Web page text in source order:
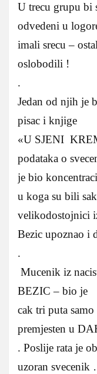
U trecu grupu bi
odvedeni u
imali srecu –
oslobodili !
.
Jedan od njih je
pisac i knjige
«U SJENI
podataka o
je bio
u koga su bili
velikodostojnici
Bezic upoznao i
.
Mucenik iz
BEZIC – bio je
cak tri puta
premjesten u
. Poslije rata je
uzoran